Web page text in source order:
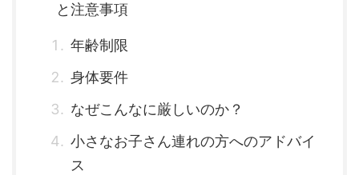
と注意事項
年齢制限
身体要件
なぜこんなに厳しいのか？
小さなお子さん連れの方へのアドバイ
ス